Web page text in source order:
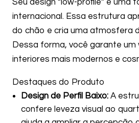
Seu design “low-profile” é uma
internacional. Essa estrutura
do chão e cria uma atmosfera
Dessa forma, você garante um
interiores mais modernos e
Destaques do Produto
Design de Perfil Baixo: A
confere leveza visual ao